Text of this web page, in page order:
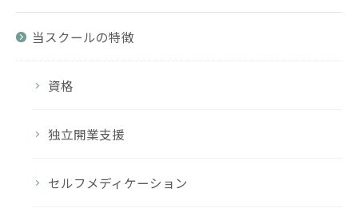
当スクールの特徴
資格
独立開業支援
セルフメディケーション